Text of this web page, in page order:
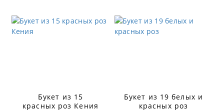
Букет из 15
красных роз Кения
Букет из 19 белых и
красных роз